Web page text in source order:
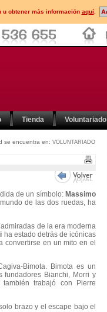
obtener más información aquí.
Tienda Voluntariado
se encuentra en: VOLUNTARIADO
de un símbolo: Massimo
de las dos ruedas, ha
de la era moderna
ha estado detrás de icónicas
convertirse en un mito en el
Bimota. Bimota es un
fundadores Bianchi, Morri y
trabajó con Pierre
brazo y el escape bajo el